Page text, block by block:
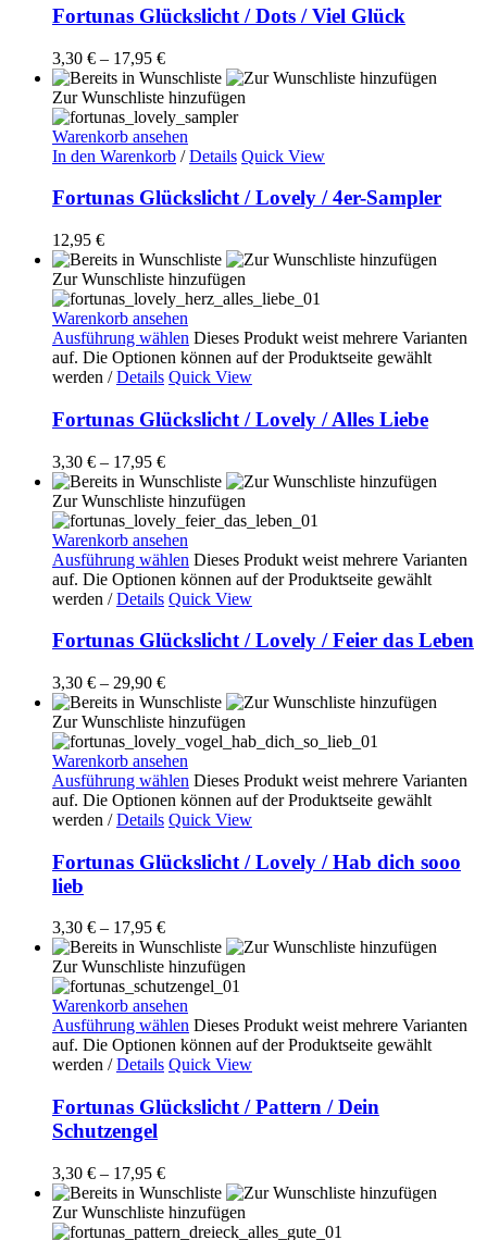
Fortunas Glückslicht / Dots / Viel Glück
3,30 € – 17,95 €
Zur Wunschliste hinzufügen
Warenkorb ansehen
In den Warenkorb / Details Quick View
Fortunas Glückslicht / Lovely / 4er-Sampler
12,95 €
Zur Wunschliste hinzufügen
Warenkorb ansehen
Ausführung wählen Dieses Produkt weist mehrere Varianten
auf. Die Optionen können auf der Produktseite gewählt
werden / Details Quick View
Fortunas Glückslicht / Lovely / Alles Liebe
3,30 € – 17,95 €
Zur Wunschliste hinzufügen
Warenkorb ansehen
Ausführung wählen Dieses Produkt weist mehrere Varianten
auf. Die Optionen können auf der Produktseite gewählt
werden / Details Quick View
Fortunas Glückslicht / Lovely / Feier das Leben
3,30 € – 29,90 €
Zur Wunschliste hinzufügen
Warenkorb ansehen
Ausführung wählen Dieses Produkt weist mehrere Varianten
auf. Die Optionen können auf der Produktseite gewählt
werden / Details Quick View
Fortunas Glückslicht / Lovely / Hab dich sooo
lieb
3,30 € – 17,95 €
Zur Wunschliste hinzufügen
Warenkorb ansehen
Ausführung wählen Dieses Produkt weist mehrere Varianten
auf. Die Optionen können auf der Produktseite gewählt
werden / Details Quick View
Fortunas Glückslicht / Pattern / Dein
Schutzengel
3,30 € – 17,95 €
Zur Wunschliste hinzufügen